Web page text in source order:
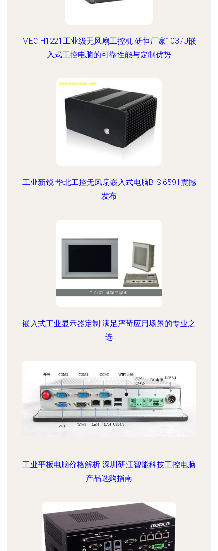
MEC-H1221工业级无风扇工控机 研恒厂家1037U嵌
入式工控电脑的可靠性能与定制优势
工业新锐 华北工控无风扇嵌入式电脑BIS 6591震撼
发布
嵌入式工业显示器定制 满足严苛应用场景的专业之
选
工业平板电脑价格解析 深圳研江智能科技工控电脑
产品选购指南